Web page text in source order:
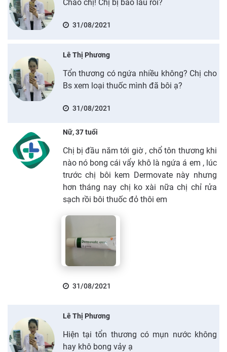
Chào chị! Chị bị bao lâu rồi?
31/08/2021
Lê Thị Phương
Tổn thương có ngứa nhiều không? Chị cho
Bs xem loại thuốc mình đã bôi ạ?
31/08/2021
Nữ, 37 tuổi
Chị bị đầu năm tới giờ , chổ tôn thương khi
nào nó bong cái vẩy khô là ngứa á em , lúc
trước chị bôi kem Dermovate này nhưng
hơn tháng nay chị ko xài nữa chị chỉ rửa
sạch rồi bôi thuốc đỏ thôi em
31/08/2021
Lê Thị Phương
Hiện tại tổn thương có mụn nước không
hay khô bong vảy ạ